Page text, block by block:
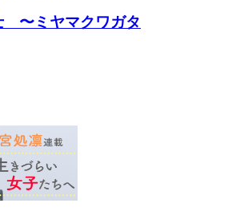
〜ミヤマクワガタ